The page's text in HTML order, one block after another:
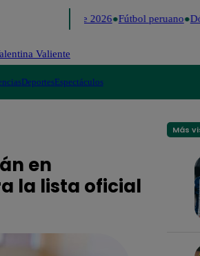
Perú Decide 2026 Fútbol peruano
Valiente
DeportesEspectáculos
en
la lista oficial
Más